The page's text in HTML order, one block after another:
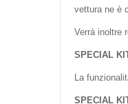
vettura ne è
Verrà inoltre
SPECIAL
La
SPECIAL